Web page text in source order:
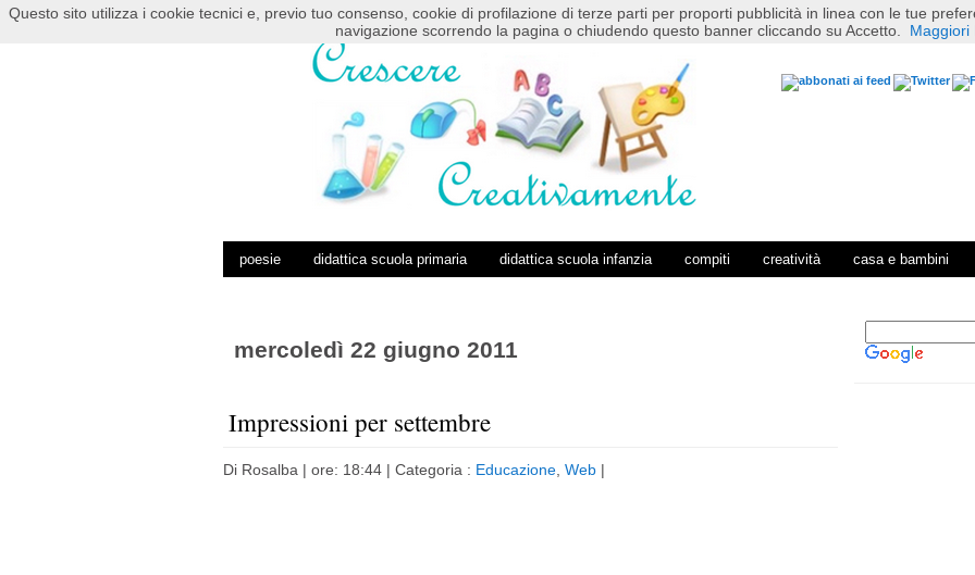
HOME POSTS RSS COMMENTS RSS
poesie didattica scuola primaria didattica scuola infanzia compiti creatività casa e bambini
mercoledì 22 giugno 2011
Impressioni per settembre
Di Rosalba | ore: 18:44 | Categoria : Educazione, Web |
Questo sito utilizza i cookie tecnici e, previo tuo consenso, cookie di profilazione di terze parti per proporti pubblicità in linea con le tue
navigazione scorrendo la pagina o chiudendo questo banner cliccando su Accetto.
Maggiori